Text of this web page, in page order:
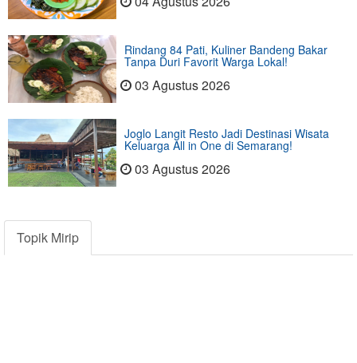
Rindang 84 Pati, Kuliner Bandeng Bakar
Tanpa Duri Favorit Warga Lokal!
03 Agustus 2026
Joglo Langit Resto Jadi Destinasi Wisata
Keluarga All in One di Semarang!
03 Agustus 2026
Topik Mirip